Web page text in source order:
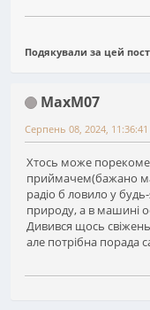
Подякували за цей
MaxM07
Серпень 08, 2024, 11:36:41
Хтось може
приймачем(бажано
радіо б ловило у
природу, а в машині
Дивився щось
але потрібна порада